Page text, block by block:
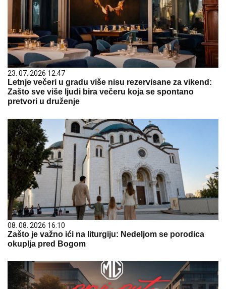
23. 07. 2026 12:47
Letnje večeri u gradu više nisu rezervisane za vikend:
Zašto sve više ljudi bira večeru koja se spontano
pretvori u druženje
08. 08. 2026 16:10
Zašto je važno ići na liturgiju: Nedeljom se porodica
okuplja pred Bogom